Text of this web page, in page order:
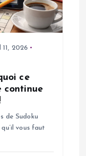
11, 2026
ce
continue
de Sudoku
vous faut